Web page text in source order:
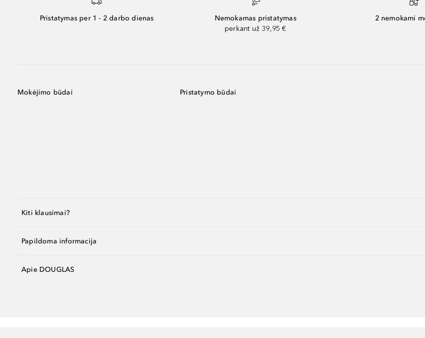
Pristatymas per 1 - 2 darbo dienas
Nemokamas pristatymas
perkant už 39,95 €
2 nemokami
Mokėjimo būdai Pristatymo būdai
Kiti klausimai?
Papildoma informacija
Apie DOUGLAS